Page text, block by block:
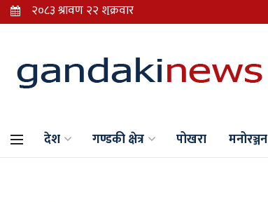
देश गण्डकी क्षेत्र पोखरा मनोरञ्जन